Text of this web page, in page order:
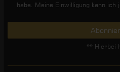
habe. Meine Einwilligung kann
** Hierbei